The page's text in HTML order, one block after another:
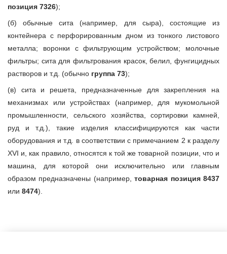
позиция 7326);
(б) обычные сита (например, для сыра), состоящие из
контейнера с перфорированным дном из тонкого листового
металла; воронки с фильтрующим устройством; молочные
фильтры; сита для фильтрования красок, белил, фунгицидных
растворов и т.д. (обычно группа 73);
(в) сита и решета, предназначенные для закрепления на
механизмах или устройствах (например, для мукомольной
промышленности, сельского хозяйства, сортировки камней,
руд и т.д.), такие изделия классифицируются как части
оборудования и т.д. в соответствии с примечанием 2 к разделу
XVI и, как правило, относятся к той же товарной позиции, что и
машина, для которой они исключительно или главным
образом предназначены (например,товарная позиция 8437
или 8474).